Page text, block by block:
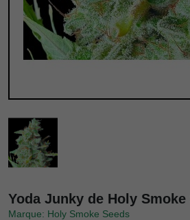
Yoda Junky de Holy Smoke
Marque: Holy Smoke Seeds